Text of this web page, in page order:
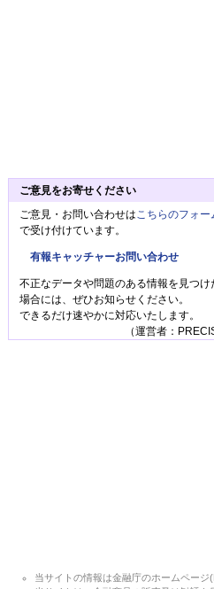
ご意見をお寄せください
ご意見・お問い合わせは こちらのフォー
で受け付けています。
有報キャッチャーお問い合わせ
不正なデータや問題のある情報を見つけ
場合には、ぜひお知らせください。
できるだけ速やかに対応いたします。
（運営者：
当サイトの情報は金融庁のホームペー